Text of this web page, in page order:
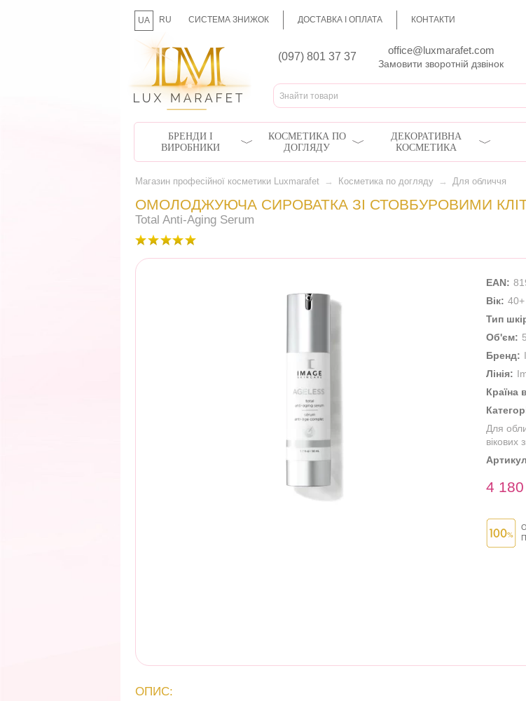
UA RU СИСТЕМА ЗНИЖОК ДОСТАВКА І ОПЛАТА КОНТАКТИ
(097) 801 37 37
office@luxmarafet.com
Замовити зворотній дзвінок
БРЕНДИ І
ВИРОБНИКИ
КОСМЕТИКА ПО
ДОГЛЯДУ
ДЕКОРАТИВНА
КОСМЕТИКА
Магазин професійної косметики Luxmarafet → Косметика по догляду → Для обличчя
ОМОЛОДЖУЮЧА СИРОВАТКА ЗІ СТОВБУРОВИМИ
Total Anti-Aging Serum
EAN:
Вік: 40+
Тип
Об'єм:
Бренд:
Лінія:
Країна
Для
вікових
4 180
ОПИС: